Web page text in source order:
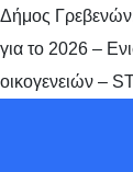
Δήμος Γρεβενών:
για το 2026 –
οικογενειών –